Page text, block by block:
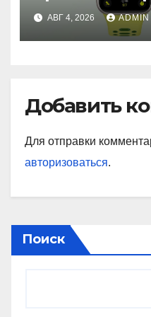
с GPS и
26 дней
АВГ 4, 2026 ADMIN
Добавить
Для отправки
авторизоваться.
Поиск